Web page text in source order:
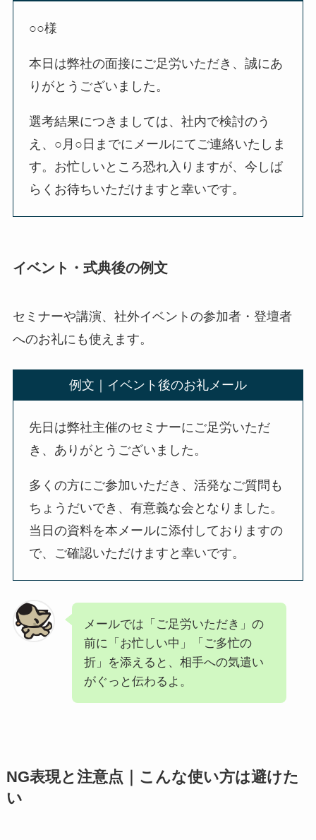
○○様
本日は弊社の面接にご足労いただき、誠にあ
りがとうございました。
選考結果につきましては、社内で検討のう
え、○月○日までにメールにてご連絡いたしま
す。お忙しいところ恐れ入りますが、今しば
らくお待ちいただけますと幸いです。
イベント・式典後の例文
セミナーや講演、社外イベントの参加者・登壇者
へのお礼にも使えます。
例文｜イベント後のお礼メール
先日は弊社主催のセミナーにご足労いただ
き、ありがとうございました。
多くの方にご参加いただき、活発なご質問も
ちょうだいでき、有意義な会となりました。
当日の資料を本メールに添付しておりますの
で、ご確認いただけますと幸いです。
メールでは「ご足労いただき」の
前に「お忙しい中」「ご多忙の
折」を添えると、相手への気遣い
がぐっと伝わるよ。
NG表現と注意点｜こんな使い方は避けた
い